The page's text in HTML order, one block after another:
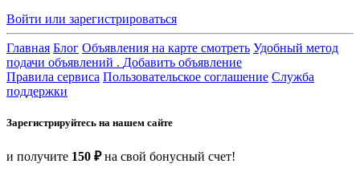
Войти или зарегистрироваться
Главная Блог Объявления на карте смотреть Удобный метод
подачи объявлений . Добавить объявление
Правила сервиса Пользовательское соглашение Служба
поддержки
Зарегистрируйтесь на нашем сайте
и получите 150 ₽на свой бонусный счет!